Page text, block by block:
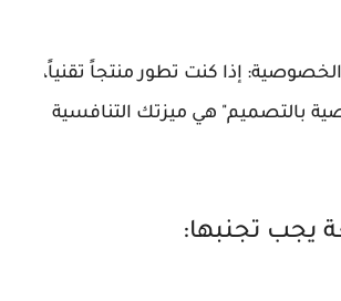
الخصوصية: إذا كنت تطور منتجاً تقنياً،
بالتصميم" هي ميزتك التنافسية
يجب تجنبها: